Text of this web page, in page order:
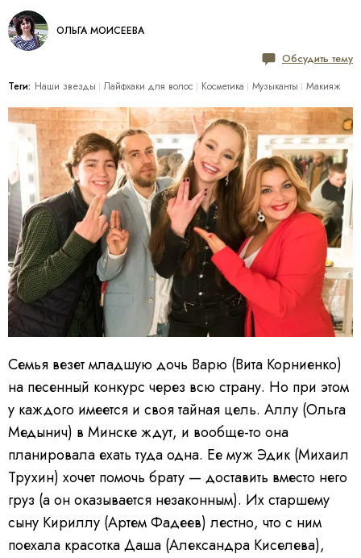
ОЛЬГА МОИСЕЕВА
Обсудить тему
Теги: Наши звезды Лайфхаки для волос Косметика Музыканты Макияж
Семья везет младшую дочь Варю (Вита Корниенко)
на песенный конкурс через всю страну. Но при этом
у каждого имеется и своя тайная цель. Аллу (Ольга
Медынич) в Минске ждут, и вообще-то она
планировала ехать туда одна. Ее муж Эдик (Михаил
Трухин) хочет помочь брату — доставить вместо него
груз (а он оказывается незаконным). Их старшему
сыну Кириллу (Артем Фадеев) лестно, что с ним
поехала красотка Даша (Александра Киселева),